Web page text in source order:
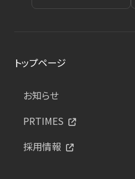
トップページ
お知らせ
PRTIMES
採用情報